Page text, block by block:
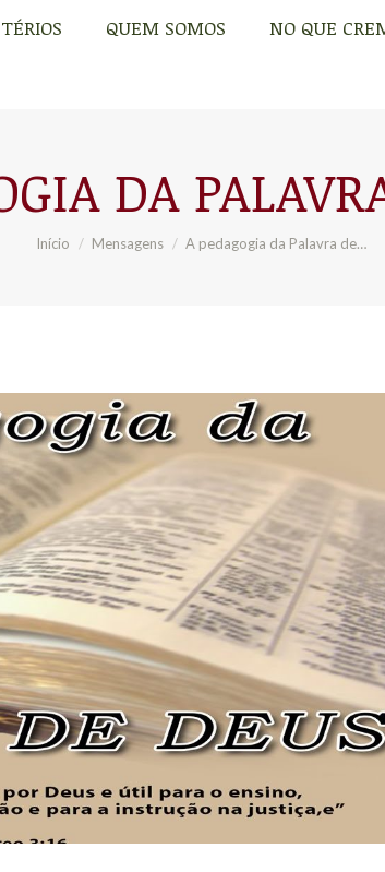
QUEM SOMOS NO QUE
DA
Você está aqui:
Início Mensagens A pedagogia da Palavra de…
QUEM SOMOS NO QUE